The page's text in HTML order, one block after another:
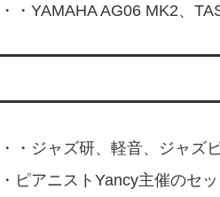
・YAMAHA AG06 MK2、
・ジャズ研、軽音、ジャズ
ピアニストYancy主催のセ